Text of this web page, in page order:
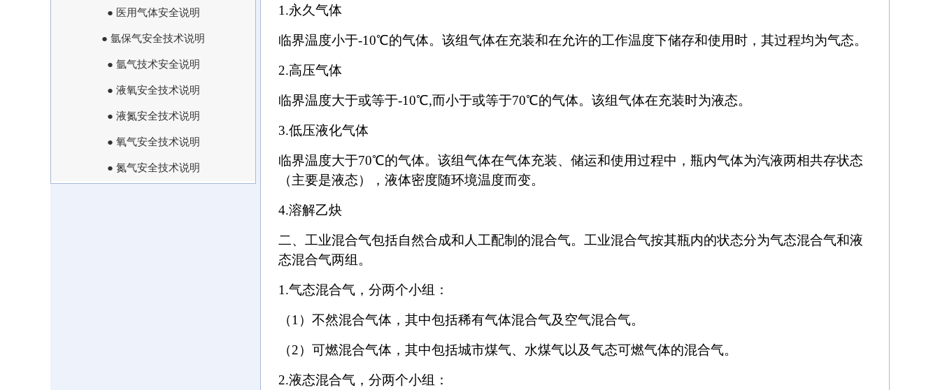
● 医用气体安全说明
● 氩保气安全技术说明
● 氩气技术安全说明
● 液氧安全技术说明
● 液氮安全技术说明
● 氧气安全技术说明
● 氮气安全技术说明
1.永久气体
临界温度小于-10℃的气体。该组气体在充装和在允许的工作温度下储存和使用时，其过程均为气态。
2.高压气体
临界温度大于或等于-10℃,而小于或等于70℃的气体。该组气体在充装时为液态。
3.低压液化气体
临界温度大于70℃的气体。该组气体在气体充装、储运和使用过程中，瓶内气体为汽液两相共存状态
（主要是液态），液体密度随环境温度而变。
4.溶解乙炔
二、工业混合气包括自然合成和人工配制的混合气。工业混合气按其瓶内的状态分为气态混合气和液
态混合气两组。
1.气态混合气，分两个小组：
（1）不然混合气体，其中包括稀有气体混合气及空气混合气。
（2）可燃混合气体，其中包括城市煤气、水煤气以及气态可燃气体的混合气。
2.液态混合气，分两个小组：